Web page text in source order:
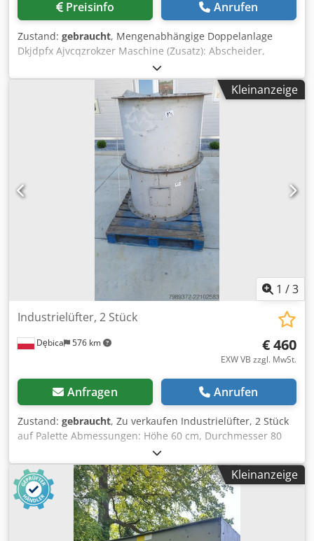
Zustand: gebraucht / used Lieferumfang: (Siehe Bild)
Wassergekühlter Verflüssiger Schalldämmkapsel Reverse-
Osmose-Anlage inkl. Befeuchtung (Änderungen und
Irrtümer in den technischen Daten, Angaben sind
vorbehalten!) Weitere Fragen können wir gerne am Telefon
für Sie beantworten.
Preisinfo Anrufen
Zustand: gebraucht, Mengenabhängige Doppelanlage
Dkjdpfx Ajvcqzrokzer Maschine (Zusatz): Abscheider,
Kondensator und Steuerschrank von 2010 Ausstattung: 1
NH3-Abscheider, 2 Kältekompressoren, 1
Verdunstungsverflüssiger, 1 Steuerschrank
Kleinanzeige
1 /3
Dębica 576 km
Industrielüfter, 2 Stück
€ 460
EXW VB zzgl. MwSt.
Anfragen Anrufen
Zustand: gebraucht, Zu verkaufen Industrielüfter, 2 Stück
auf Palette Abmessungen: Höhe 60 cm, Durchmesser 80
cm, mit Flansch 90 cm Nettopreis: 460 Euro für beide
Dsdpfozcuv Dex Akzekr
Kleinanzeige